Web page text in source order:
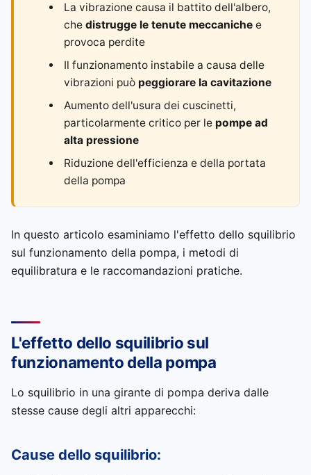
La vibrazione causa il battito dell'albero,
chedistrugge le tenute meccaniche e
provoca perdite
Il funzionamento instabile a causa delle
vibrazioni può peggiorare la cavitazione
Aumento dell'usura dei cuscinetti,
particolarmente critico per le pompe ad
alta pressione
Riduzione dell'efficienza e della portata
della pompa
In questo articolo esaminiamo l'effetto dello squilibrio
sul funzionamento della pompa, i metodi di
equilibratura e le raccomandazioni pratiche.
L'effetto dello squilibrio sul
funzionamento della pompa
Lo squilibrio in una girante di pompa deriva dalle
stesse cause degli altri apparecchi:
Cause dello squilibrio: